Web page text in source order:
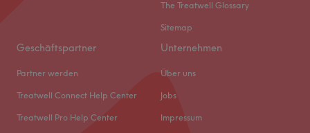
The Treatwell Glossary
Sitemap
Geschäftspartner
Partner werden
Treatwell Connect Help Center
Treatwell Pro Help Center
Unternehmen
Über uns
Jobs
Impressum